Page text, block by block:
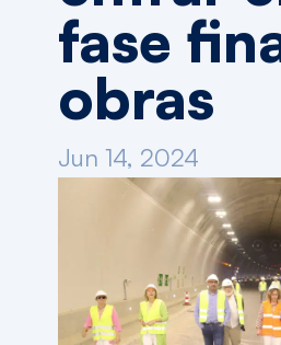
fase
obras
Jun 14, 2024